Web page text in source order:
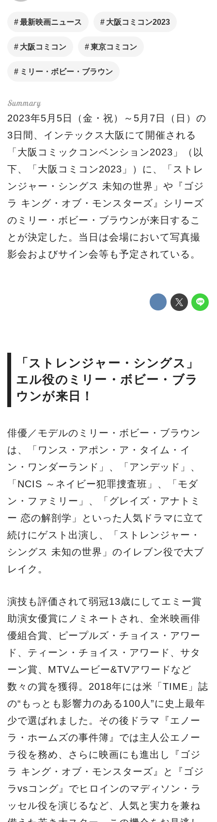
最新映画ニュース 大阪コミコン2023
大阪コミコン 東京コミコン
ミリー・ボビー・ブラウン
2023年5月5日（金・祝）～5月7日（日）の
3日間、インテックス大阪にて開催される
「大阪コミックコンベンション2023」（以
下、「大阪コミコン2023」）に、「ストレ
ンジャー・シングス 未知の世界」や『ゴジ
ラ キング・オブ・モンスターズ』シリーズ
のミリー・ボビー・ブラウンが来日するこ
とが決定した。当日は会場において写真撮
影会およびサイン会等も予定されている。
「ストレンジャー・シングス」
エル役のミリー・ボビー・ブラ
ウンが来日！
俳優／モデルのミリー・ボビー・ブラウン
は、「ワンス・アポン・ア・タイム・イ
ン・ワンダーランド」、「アンデッド」、
「NCIS ～ネイビー犯罪捜査班」、「モダ
ン・ファミリー」、「グレイズ・アナトミ
ー 恋の解剖学」といった人気ドラマに立て
続けにゲスト出演し、「ストレンジャー・
シングス 未知の世界」のイレブン役で大ブ
レイク。
演技も評価されて弱冠13歳にしてエミー賞
助演女優賞にノミネートされ、全米映画俳
優組合賞、ピープルズ・チョイス・アワー
ド、ティーン・チョイス・アワード、サタ
ーン賞、MTVムービー&TVアワードなど
数々の賞を獲得。2018年には米「TIME」誌
の“もっとも影響力のある100人”に史上最年
少で選ばれました。その後ドラマ『エノー
ラ・ホームズの事件簿』では主人公エノー
ラ役を務め、さらに映画にも進出し『ゴジ
ラ キング・オブ・モンスターズ』と『ゴジ
ラvsコング』でヒロインのマディソン・ラ
ッセル役を演じるなど、人気と実力を兼ね